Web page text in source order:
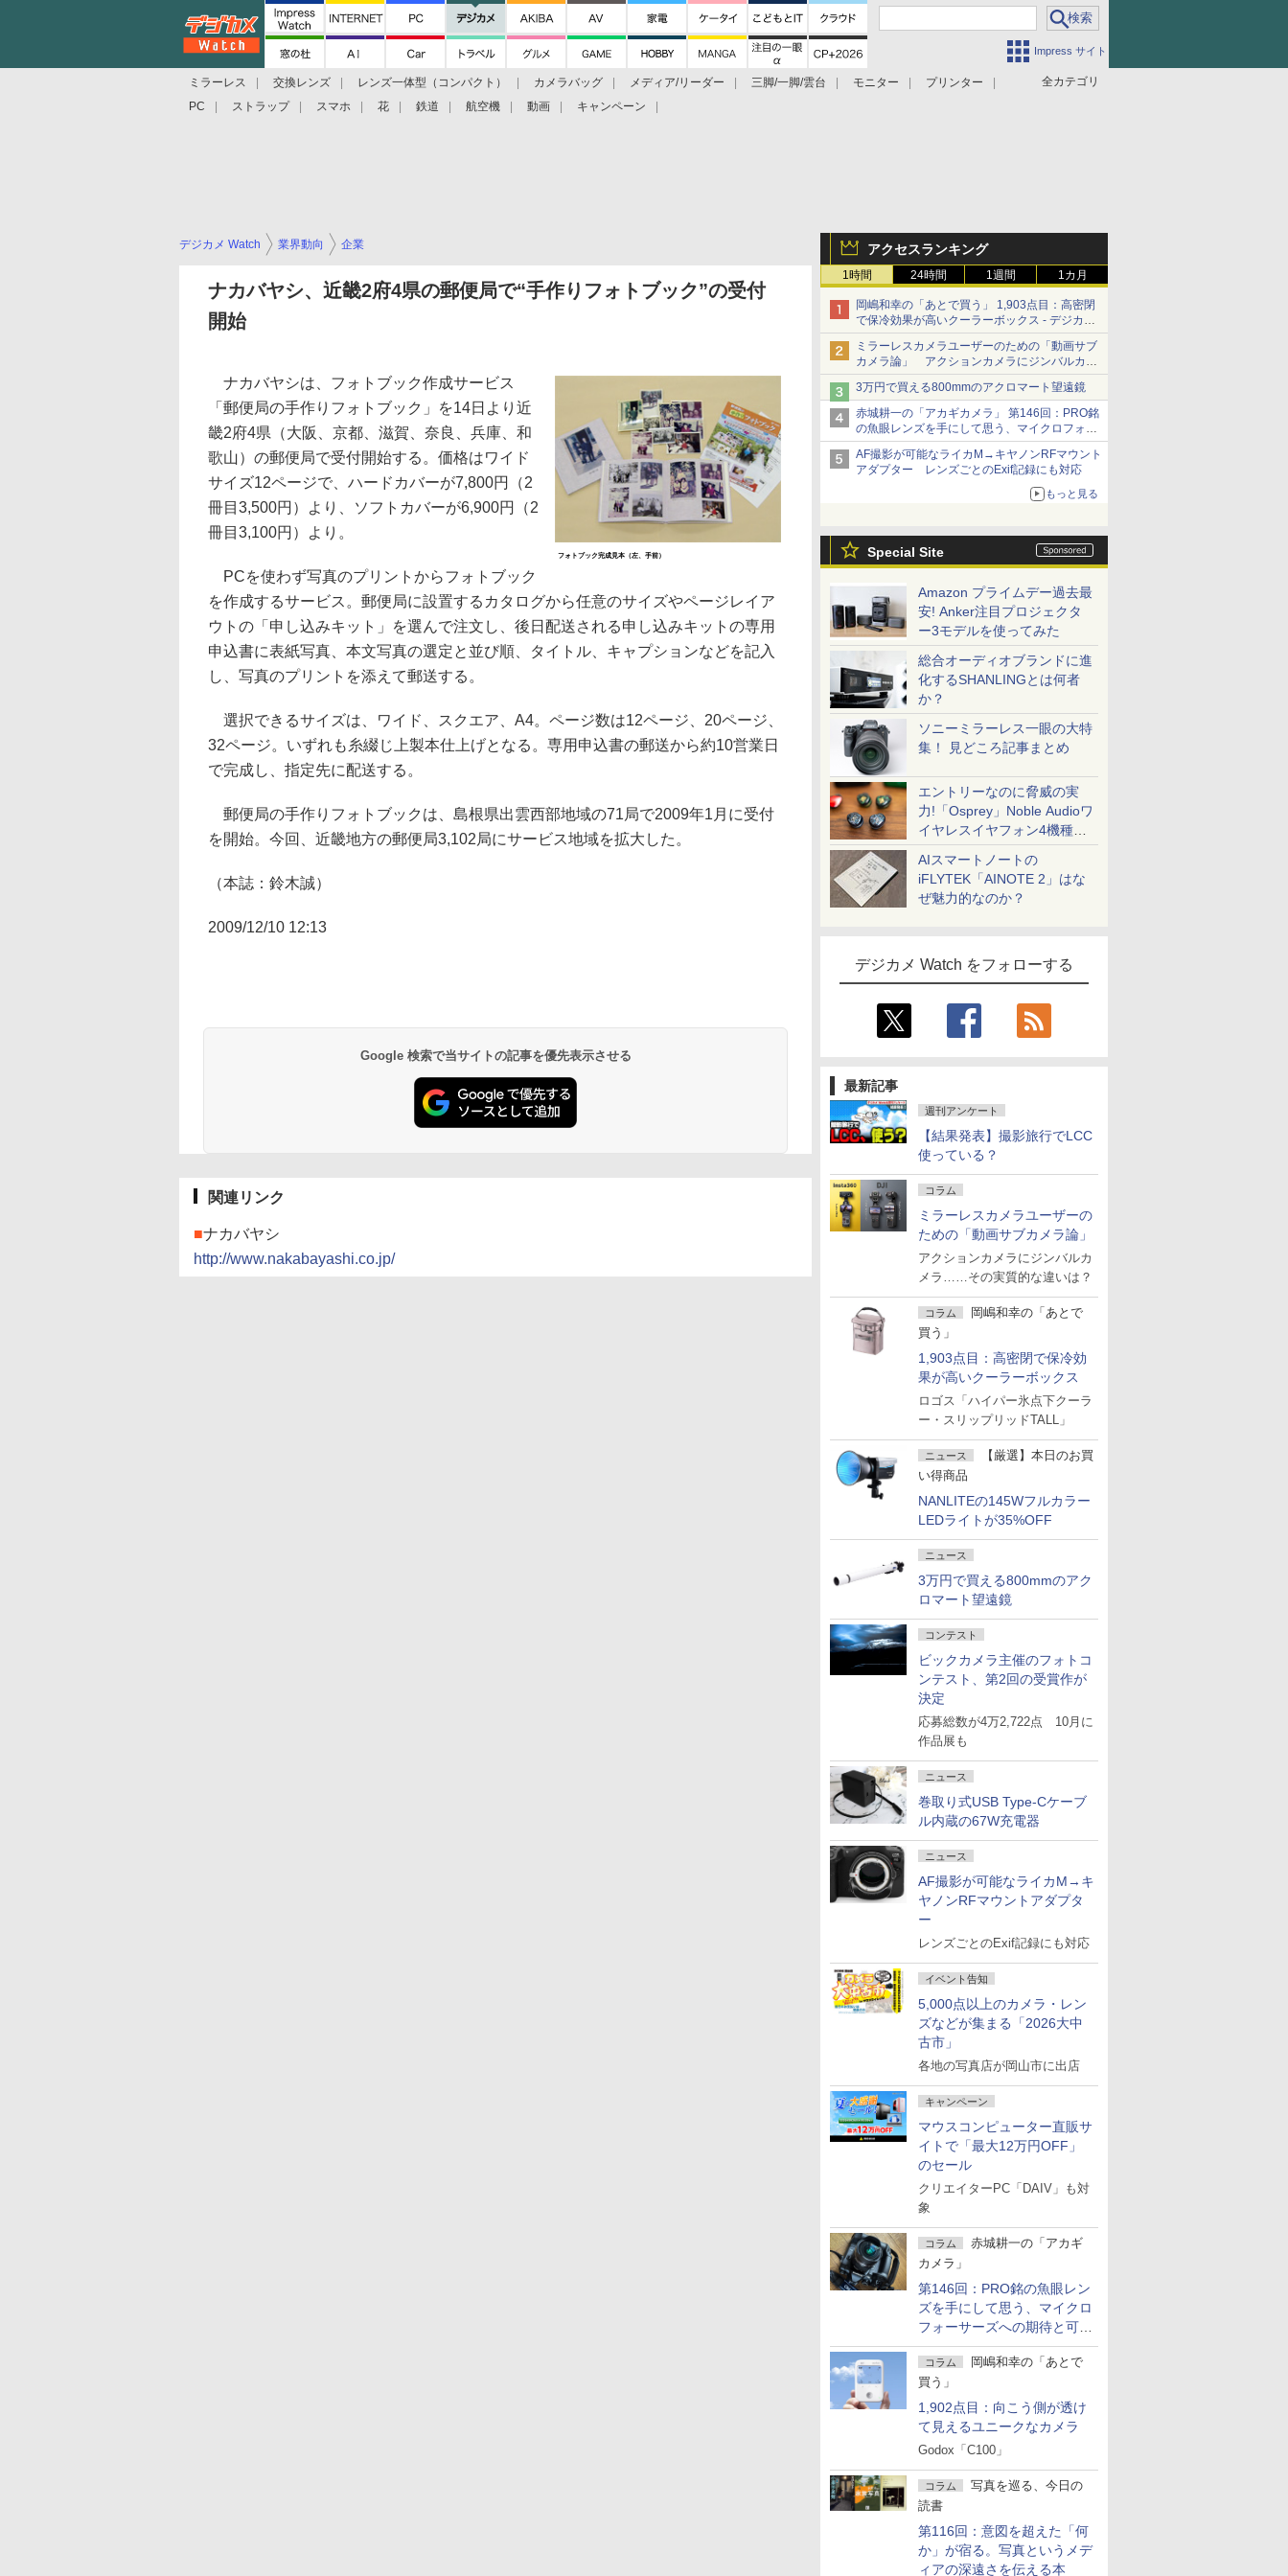
Impress サイト
全カテゴリ
ミラーレス 交換レンズ レンズ一体型（コンパクト） カメラバッグ メディア/リーダー 三脚/一脚/雲台 モニター
プリンター
PC
ストラップ スマホ 花 鉄道 航空機 動画 キャンペーン
アクセスランキング
1時間 24時間 1週間 1カ月
岡嶋和幸の「あとで買う」 1,903点目：高密閉
で保冷効果が高いクーラーボックス - デジカメ
Watch
ミラーレスカメラユーザーのための「動画サブ
カメラ論」 アクションカメラにジンバルカメ
ラ……その実質的な違いは？
3万円で買える800mmのアクロマート望遠鏡
赤城耕一の「アカギカメラ」 第146回：PRO銘
の魚眼レンズを手にして思う、マイクロフォー
サーズへの期待と可能性
AF撮影が可能なライカM→キヤノンRFマウント
アダプター レンズごとのExif記録にも対応
もっと見る
Special Site
Amazon プライムデー過去最
安! Anker注目プロジェクタ
ー3モデルを使ってみた
総合オーディオブランドに進
化するSHANLINGとは何者
か？
ソニーミラーレス一眼の大特
集！ 見どころ記事まとめ
エントリーなのに脅威の実
力!「Osprey」Noble Audioワ
イヤレスイヤフォン4機種を
一気に聴く
AIスマートノートの
iFLYTEK「AINOTE 2」はな
ぜ魅力的なのか？
デジカメ Watch をフォローする
最新記事
週刊アンケート
【結果発表】撮影旅行でLCC
使っている？
コラム
ミラーレスカメラユーザーの
ための「動画サブカメラ論」
アクションカメラにジンバルカ
メラ……その実質的な違いは？
コラム
岡嶋和幸の「あとで
買う」
1,903点目：高密閉で保冷効
果が高いクーラーボックス
ロゴス「ハイパー氷点下クーラ
ー・スリップリッドTALL」
ニュース
【厳選】本日のお買
い得商品
NANLITEの145Wフルカラー
LEDライトが35%OFF
ニュース
3万円で買える800mmのアク
ロマート望遠鏡
コンテスト
ビックカメラ主催のフォトコ
ンテスト、第2回の受賞作が
決定
応募総数が4万2,722点 10月に
作品展も
ニュース
巻取り式USB Type-Cケーブ
ル内蔵の67W充電器
ニュース
AF撮影が可能なライカM→キ
ヤノンRFマウントアダプタ
ー
レンズごとのExif記録にも対応
イベント告知
5,000点以上のカメラ・レン
ズなどが集まる「2026大中
古市」
各地の写真店が岡山市に出店
キャンペーン
マウスコンピューター直販サ
イトで「最大12万円OFF」
のセール
クリエイターPC「DAIV」も対
象
コラム
赤城耕一の「アカギ
カメラ」
第146回：PRO銘の魚眼レン
ズを手にして思う、マイクロ
フォーサーズへの期待と可能
性
コラム
岡嶋和幸の「あとで
買う」
1,902点目：向こう側が透け
て見えるユニークなカメラ
Godox「C100」
コラム
写真を巡る、今日の
読書
第116回：意図を超えた「何
か」が宿る。写真というメデ
ィアの深遠さを伝える本
デジカメ Watch 業界動向 企業
ナカバヤシ、近畿2府4県の郵便局で“手作りフォトブック”の受付
開始
フォトブック完成見本（左、手前）
ナカバヤシは、フォトブック作成サービス
「郵便局の手作りフォトブック」を14日より近
畿2府4県（大阪、京都、滋賀、奈良、兵庫、和
歌山）の郵便局で受付開始する。価格はワイド
サイズ12ページで、ハードカバーが7,800円（2
冊目3,500円）より、ソフトカバーが6,900円（2
冊目3,100円）より。
PCを使わず写真のプリントからフォトブック
を作成するサービス。郵便局に設置するカタログから任意のサイズやページレイア
ウトの「申し込みキット」を選んで注文し、後日配送される申し込みキットの専用
申込書に表紙写真、本文写真の選定と並び順、タイトル、キャプションなどを記入
し、写真のプリントを添えて郵送する。
選択できるサイズは、ワイド、スクエア、A4。ページ数は12ページ、20ページ、
32ページ。いずれも糸綴じ上製本仕上げとなる。専用申込書の郵送から約10営業日
で完成し、指定先に配送する。
郵便局の手作りフォトブックは、島根県出雲西部地域の71局で2009年1月に受付
を開始。今回、近畿地方の郵便局3,102局にサービス地域を拡大した。
（本誌：鈴木誠）
2009/12/10 12:13
Google 検索で当サイトの記事を優先表示させる
関連リンク
■ナカバヤシ
http://www.nakabayashi.co.jp/